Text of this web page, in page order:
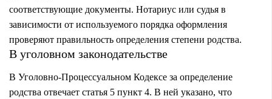
соответствующие документы. Нотариус или судья в
зависимости от используемого порядка оформления
проверяют правильность определения степени родства.
В уголовном законодательстве
В Уголовно-Процессуальном Кодексе за определение
родства отвечает статья 5 пункт 4. В ней указано, что